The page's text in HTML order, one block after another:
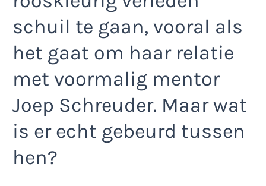
schuil te gaan, vooral als
het gaat om haar relatie
met voormalig mentor
Joep Schreuder. Maar wat
is er echt gebeurd tussen
hen?